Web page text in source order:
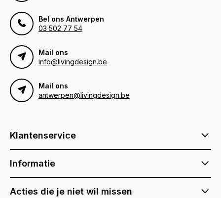
Bel ons Antwerpen
03 502 77 54
Mail ons
info@livingdesign.be
Mail ons
antwerpen@livingdesign.be
Klantenservice
Informatie
Acties die je niet wil missen